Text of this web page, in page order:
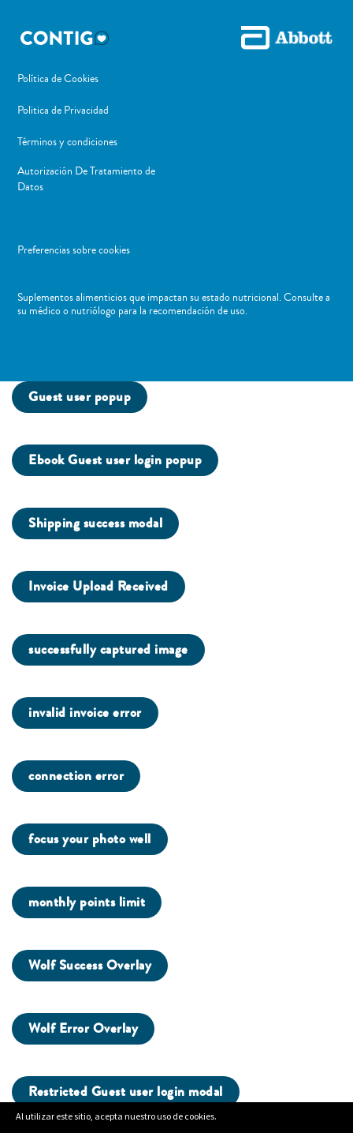
Política de Cookies
Politica de Privacidad
Términos y condiciones
Autorización De Tratamiento de
Datos
Preferencias sobre cookies
Suplementos alimenticios que impactan su estado nutricional. Consulte a
su médico o nutriólogo para la recomendación de uso. ​
Guest user popup
Ebook Guest user login popup
Shipping success modal
Invoice Upload Received
successfully captured image
invalid invoice error
connection error
focus your photo well
monthly points limit
Wolf Success Overlay
Wolf Error Overlay
Restricted Guest user login modal
Al utilizar este sitio, acepta nuestro uso de cookies.